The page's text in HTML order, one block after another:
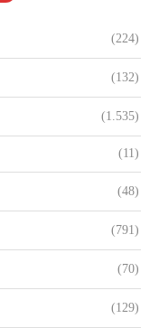
(224)
(132)
(1.535)
(11)
(48)
(791)
(70)
(129)